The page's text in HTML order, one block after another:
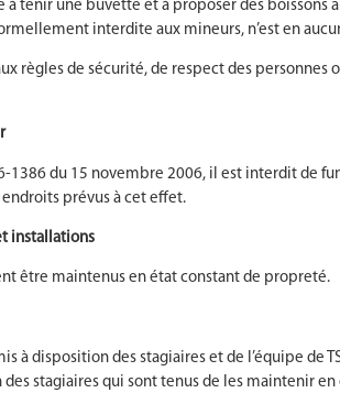
à tenir une buvette et à proposer des
interdite aux mineurs, n’est en
règles de sécurité, de respect des
1386 du 15 novembre 2006, il est interdit de
prévus à cet effet.
installations
être maintenus en état constant de propreté.
à disposition des stagiaires et de l’équipe
stagiaires qui sont tenus de les maintenir